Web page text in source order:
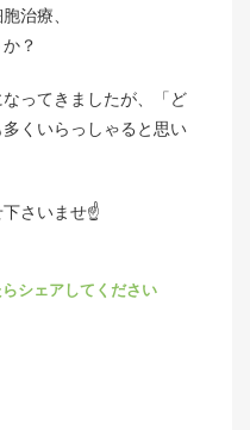
治療、
？
ってきましたが、「ど
くいらっしゃると思い
下さいませ☝